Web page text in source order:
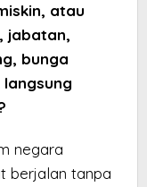
atau
jabatan,
bunga
negara
berjalan tanpa